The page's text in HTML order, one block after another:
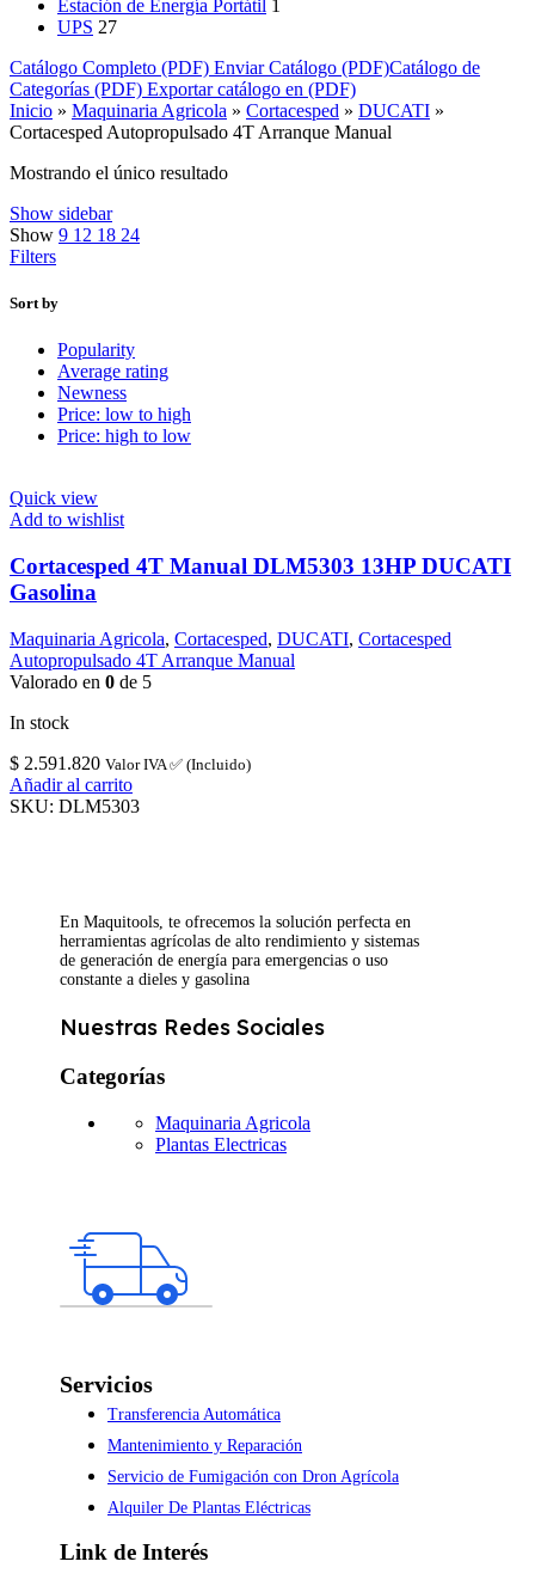
Estación de Energía Portátil 1
UPS 27
Catálogo Completo (PDF) Enviar Catálogo (PDF)Catálogo de
Categorías (PDF) Exportar catálogo en (PDF)
Inicio » Maquinaria Agricola » Cortacesped » DUCATI »
Cortacesped Autopropulsado 4T Arranque Manual
Mostrando el único resultado
Show sidebar
Show 9 12 18 24
Filters
Sort by
Popularity
Average rating
Newness
Price: low to high
Price: high to low
Quick view
Add to wishlist
Cortacesped 4T Manual DLM5303 13HP DUCATI
Gasolina
Maquinaria Agricola, Cortacesped, DUCATI, Cortacesped
Autopropulsado 4T Arranque Manual
Valorado en 0 de 5
In stock
$ 2.591.820 Valor IVA ✅ (Incluido)
Añadir al carrito
SKU: DLM5303
En Maquitools, te ofrecemos la solución perfecta en
herramientas agrícolas de alto rendimiento y sistemas
de generación de energía para emergencias o uso
constante a dieles y gasolina
Nuestras Redes Sociales
Categorías
Maquinaria Agricola
Plantas Electricas
Servicios
Transferencia Automática
Mantenimiento y Reparación
Servicio de Fumigación con Dron Agrícola
Alquiler De Plantas Eléctricas
Link de Interés